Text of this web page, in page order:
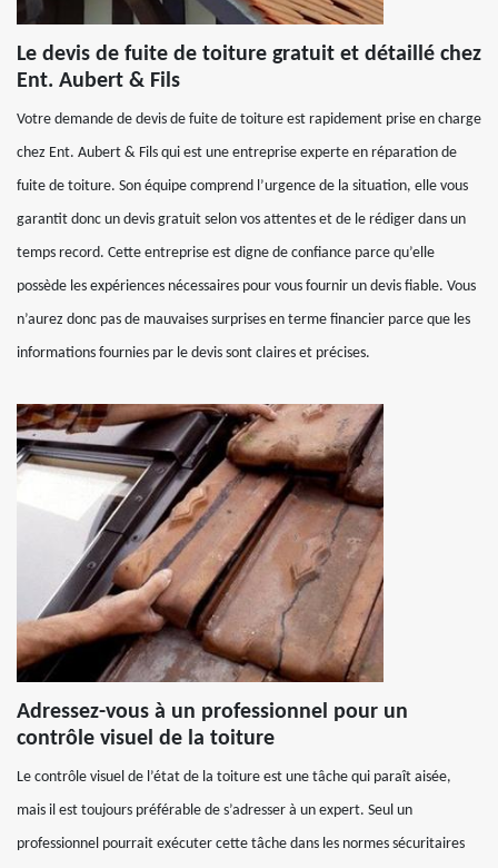
Le devis de fuite de toiture gratuit et détaillé chez
Ent. Aubert & Fils
Votre demande de devis de fuite de toiture est rapidement prise en charge
chez Ent. Aubert & Fils qui est une entreprise experte en réparation de
fuite de toiture. Son équipe comprend l’urgence de la situation, elle vous
garantit donc un devis gratuit selon vos attentes et de le rédiger dans un
temps record. Cette entreprise est digne de confiance parce qu’elle
possède les expériences nécessaires pour vous fournir un devis fiable. Vous
n’aurez donc pas de mauvaises surprises en terme financier parce que les
informations fournies par le devis sont claires et précises.
Adressez-vous à un professionnel pour un
contrôle visuel de la toiture
Le contrôle visuel de l’état de la toiture est une tâche qui paraît aisée,
mais il est toujours préférable de s’adresser à un expert. Seul un
professionnel pourrait exécuter cette tâche dans les normes sécuritaires